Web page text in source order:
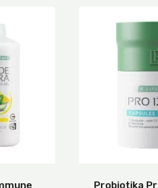
Probiotika